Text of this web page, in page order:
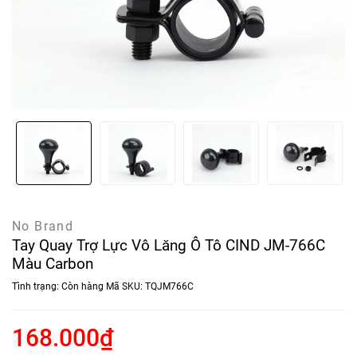
No Brand
Tay Quay Trợ Lực Vô Lăng Ô Tô CIND JM-766C
Màu Carbon
Tình trạng: Còn hàng Mã SKU: TQJM766C
168.000₫